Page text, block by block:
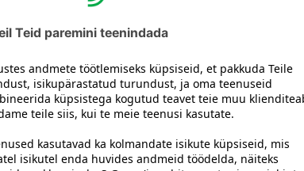
või hotellides kokku
järgmiste linkide kaudu
kaasa võrdse ruumi